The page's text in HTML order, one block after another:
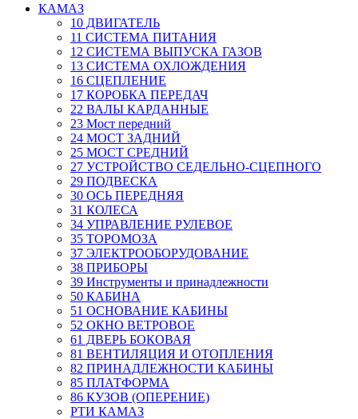
КАМАЗ
10 ДВИГАТЕЛЬ
11 СИСТЕМА ПИТАНИЯ
12 СИСТЕМА ВЫПУСКА ГАЗОВ
13 СИСТЕМА ОХЛОЖДЕНИЯ
16 СЦЕПЛЕНИЕ
17 КОРОБКА ПЕРЕДАЧ
22 ВАЛЫ КАРДАННЫЕ
23 Мост передний
24 МОСТ ЗАДНИЙ
25 МОСТ СРЕДНИЙ
27 УСТРОЙСТВО СЕДЕЛЬНО-СЦЕПНОГО
29 ПОДВЕСКА
30 ОСЬ ПЕРЕДНЯЯ
31 КОЛЕСА
34 УПРАВЛЕНИЕ РУЛЕВОЕ
35 ТОРОМОЗА
37 ЭЛЕКТРООБОРУДОВАНИЕ
38 ПРИБОРЫ
39 Инструменты и принадлежности
50 КАБИНА
51 ОСНОВАНИЕ КАБИНЫ
52 ОКНО ВЕТРОВОЕ
61 ДВЕРЬ БОКОВАЯ
81 ВЕНТИЛЯЦИЯ И ОТОПЛЕНИЯ
82 ПРИНАДЛЕЖНОСТИ КАБИНЫ
85 ПЛАТФОРМА
86 КУЗОВ (ОПЕРЕНИЕ)
РТИ КАМАЗ